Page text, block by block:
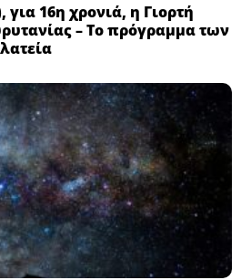
16η χρονιά, η Γιορτή
– Το πρόγραμμα των